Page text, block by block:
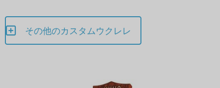
その他のカスタムウクレレ